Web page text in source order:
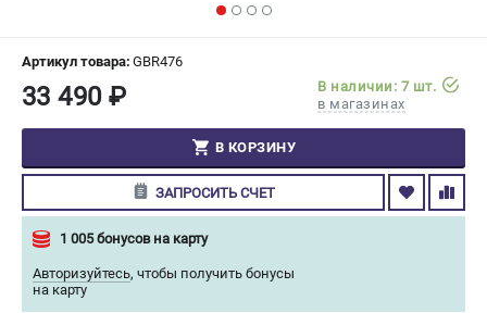
СЕРВИС
МАГАЗИНЫ
ИЗБРАННОЕ ( 0 )
ПОДДЕРЖКА
Сервисный центр
Гарантия Champion
Артикул товара: GBR476
33 490 ₽
В наличии: 7 шт.
в магазинах
В КОРЗИНУ
ЗАПРОСИТЬ СЧЕТ
1 005 бонусов на карту
Авторизуйтесь, чтобы получить бонусы
на карту